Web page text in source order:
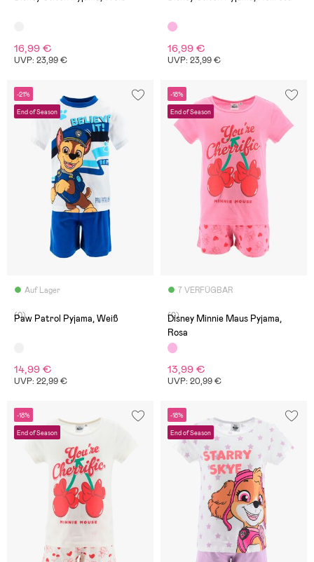
16,99 €
UVP: 23,99 €
16,99 €
UVP: 23,99 €
-21%
End of Season
Auf Lager
(0)
Paw Patrol Pyjama, Weiß
14,99 €
UVP: 22,99 €
-18%
End of Season
7 VERFÜGBAR
(0)
Disney Minnie Maus Pyjama,
Rosa
13,99 €
UVP: 20,99 €
-18%
End of Season
-18%
End of Season